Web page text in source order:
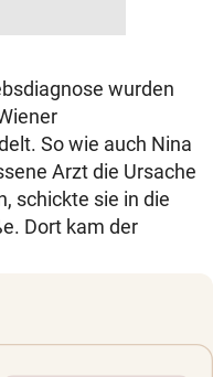
wurden
So wie auch Nina
Arzt die Ursache
schickte sie in die
Dort kam der